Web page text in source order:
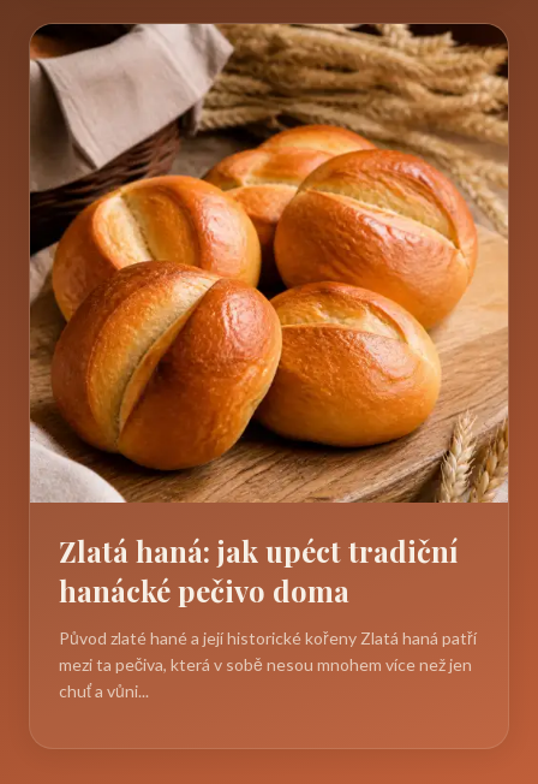
Zlatá haná: jak upéct tradiční
hanácké pečivo doma
Původ zlaté hané a její historické kořeny Zlatá haná patří
mezi ta pečiva, která v sobě nesou mnohem více než jen
chuť a vůni...